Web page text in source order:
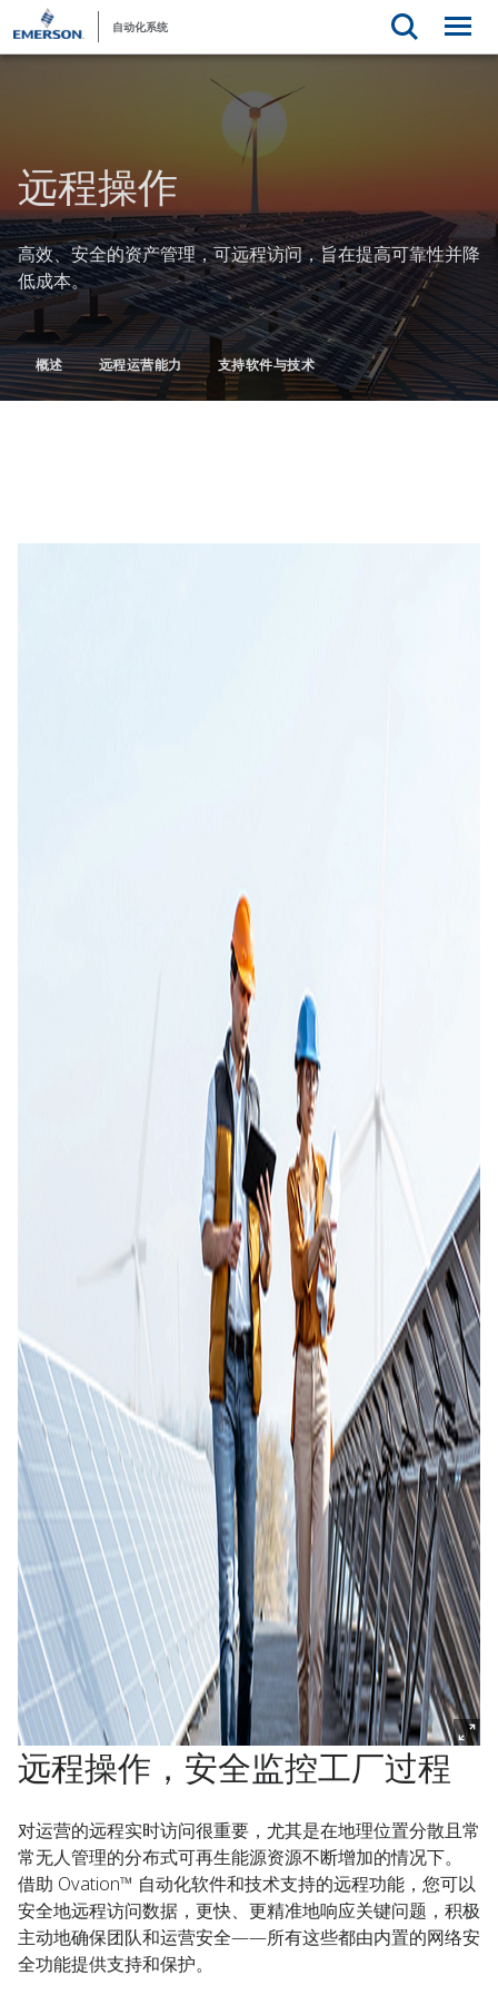
自动化系统
远程操作
高效、安全的资产管理，可远程访问，旨在提高可靠性并降
低成本。
概述 远程运营能力 支持软件与技术
远程操作，安全监控工厂过程
对运营的远程实时访问很重要，尤其是在地理位置分散且常
常无人管理的分布式可再生能源资源不断增加的情况下。
借助 Ovation™ 自动化软件和技术支持的远程功能，您可以
安全地远程访问数据，更快、更精准地响应关键问题，积极
主动地确保团队和运营安全——所有这些都由内置的网络安
全功能提供支持和保护。